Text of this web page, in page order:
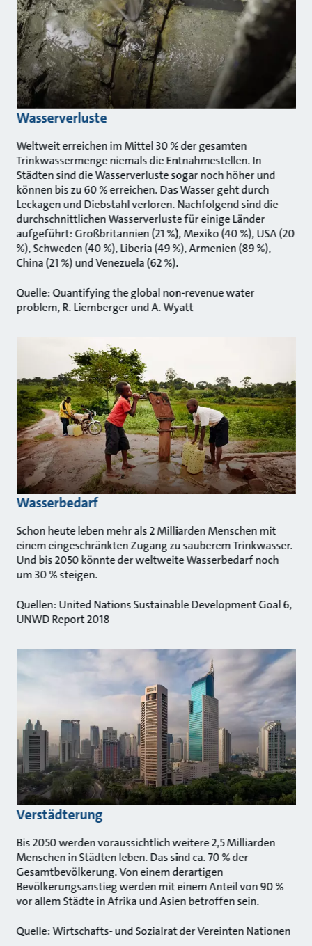
Wasserverluste
Weltweit erreichen im Mittel 30 % der gesamten
Trinkwassermenge niemals die Entnahmestellen. In
Städten sind die Wasserverluste sogar noch höher und
können bis zu 60 % erreichen. Das Wasser geht durch
Leckagen und Diebstahl verloren. Nachfolgend sind die
durchschnittlichen Wasserverluste für einige Länder
aufgeführt: Großbritannien (21 %), Mexiko (40 %), USA (20
%), Schweden (40 %), Liberia (49 %), Armenien (89 %),
China (21 %) und Venezuela (62 %).
Quelle: Quantifying the global non-revenue water
problem, R. Liemberger und A. Wyatt
Wasserbedarf
Schon heute leben mehr als 2 Milliarden Menschen mit
einem eingeschränkten Zugang zu sauberem Trinkwasser.
Und bis 2050 könnte der weltweite Wasserbedarf noch
um 30 % steigen.
Quellen: United Nations Sustainable Development Goal 6,
UNWD Report 2018
Verstädterung
Bis 2050 werden voraussichtlich weitere 2,5 Milliarden
Menschen in Städten leben. Das sind ca. 70 % der
Gesamtbevölkerung. Von einem derartigen
Bevölkerungsanstieg werden mit einem Anteil von 90 %
vor allem Städte in Afrika und Asien betroffen sein.
Quelle: Wirtschafts- und Sozialrat der Vereinten Nationen